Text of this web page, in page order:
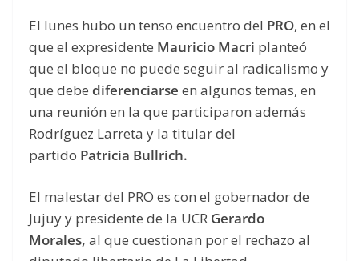
El lunes hubo un tenso encuentro del PRO, en el
que el expresidente Mauricio Macri planteó
que el bloque no puede seguir al radicalismo y
que debe diferenciarse en algunos temas, en
una reunión en la que participaron además
Rodríguez Larreta y la titular del
partido Patricia Bullrich.
El malestar del PRO es con el gobernador de
Jujuy y presidente de la UCR Gerardo
Morales, al que cuestionan por el rechazo al